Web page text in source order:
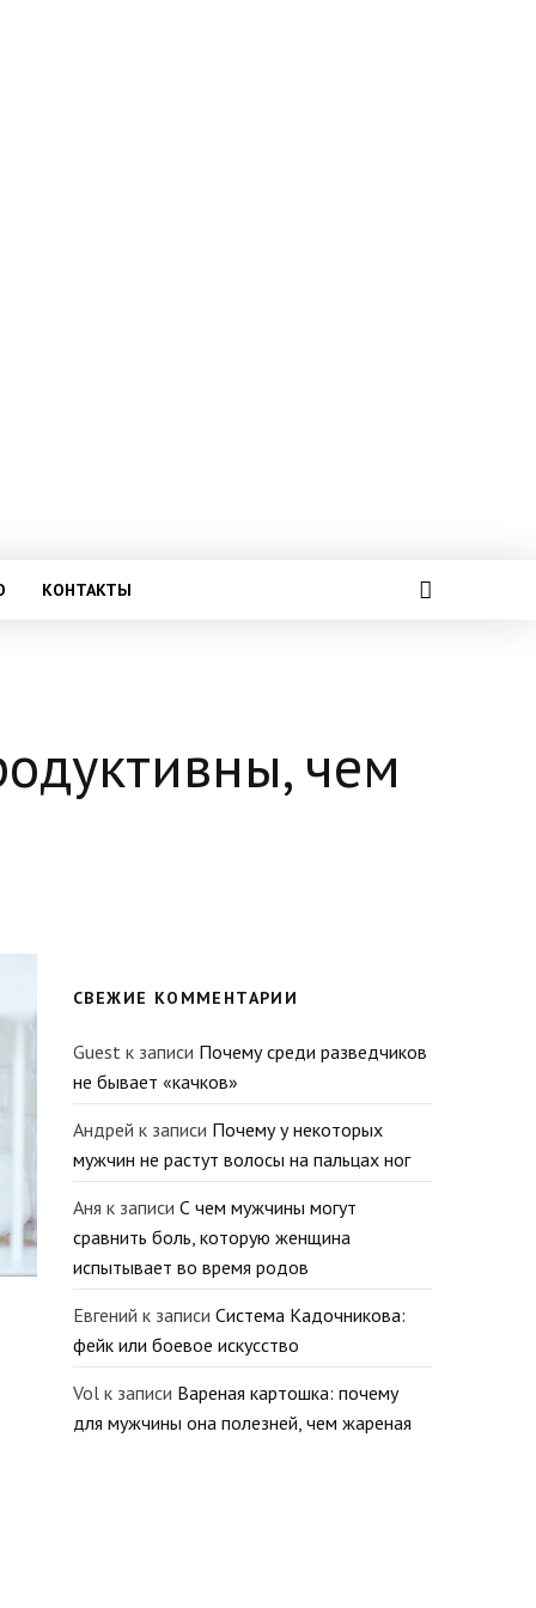
КОНТАКТЫ
чем
СВЕЖИЕ КОММЕНТАРИИ
Guest к записи Почему среди разведчиков
не бывает «качков»
Андрей к записи Почему у некоторых
мужчин не растут волосы на пальцах ног
Аня к записи С чем мужчины могут
сравнить боль, которую женщина
испытывает во время родов
Евгений к записи Система Кадочникова:
фейк или боевое искусство
Vol к записи Вареная картошка: почему
для мужчины она полезней, чем жареная